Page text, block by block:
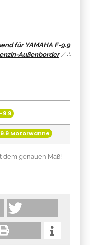
für YAMAHA F-9.9
Außenborder/∴
9.9
Motorwanne
dem genauen Maß!